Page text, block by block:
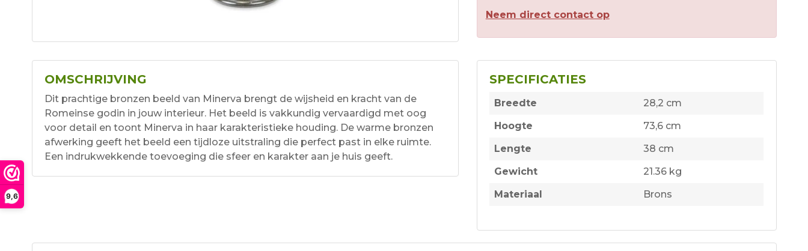
9,6
Neem direct contact op
OMSCHRIJVING
Dit prachtige bronzen beeld van Minerva brengt de wijsheid en kracht van de
Romeinse godin in jouw interieur. Het beeld is vakkundig vervaardigd met oog
voor detail en toont Minerva in haar karakteristieke houding. De warme bronzen
afwerking geeft het beeld een tijdloze uitstraling die perfect past in elke ruimte.
Een indrukwekkende toevoeging die sfeer en karakter aan je huis geeft.
SPECIFICATIES
Breedte
28,2 cm
Hoogte
73,6 cm
Lengte
38 cm
Gewicht
21.36 kg
Materiaal
Brons